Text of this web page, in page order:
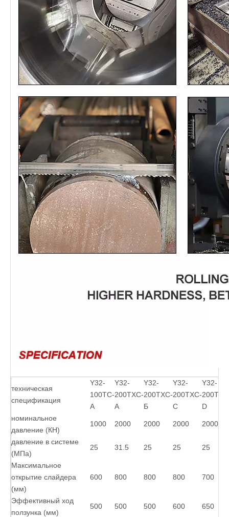
техническая
спецификация
Y32-
100TC-
А
Y32-
200TXC-
А
Y32-
200TXC-
Б
Y32-
200TXC-
С
Y32-
200TC-
D
номинальное
давление (КН)
1000 2000 2000 2000 2000
давление в системе
(МПа)
25 31.5 25 25 25
Максимальное
открытие слайдера
(мм)
600 800 800 800 700
Эффективный ход
ползунка (мм)
500 500 500 600 650